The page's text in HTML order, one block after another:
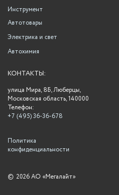
Инструмент
Автотовары
Электрика и свет
Автохимия
КОНТАКТЫ:
улица Мира, 8Б, Люберцы,
Московская область, 140000
Телефон:
+7 (495) 36-36-678
Политика
конфиденциальности
© 2026 АО «Мегалайт»